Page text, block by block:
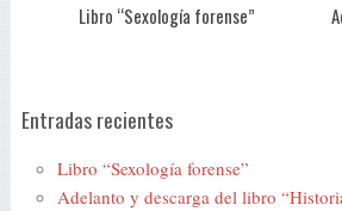
Libro “Sexología forense”
Entradas recientes
Libro “Sexología forense”
Adelanto y descarga del libro